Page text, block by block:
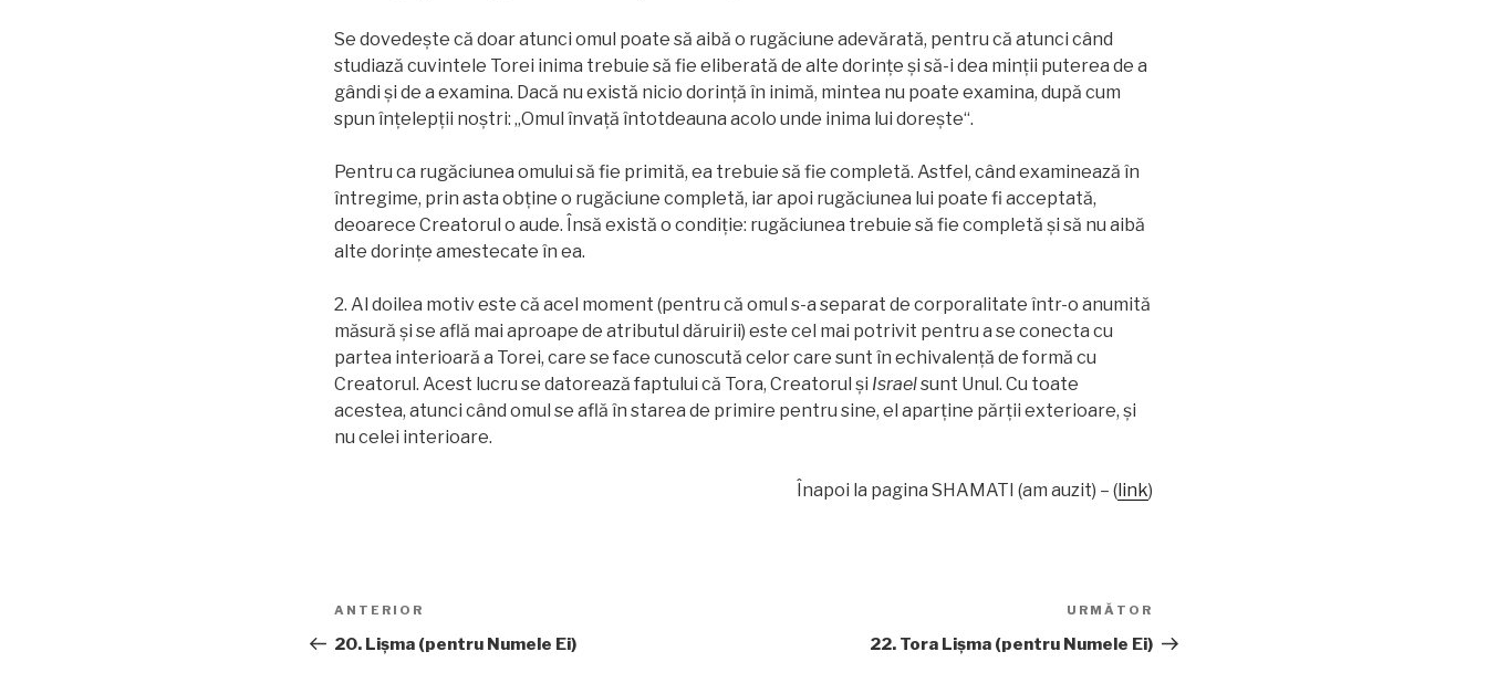
Se dovedeşte că doar atunci omul poate să aibă o rugăciune adevărată, pentru că atunci când
studiază cuvintele Torei inima trebuie să fie eliberată de alte dorinţe şi să-i dea minţii puterea de a
gândi şi de a examina. Dacă nu există nicio dorinţă în inimă, mintea nu poate examina, după cum
spun înţelepţii noştri: „Omul învaţă întotdeauna acolo unde inima lui doreşte“.
Pentru ca rugăciunea omului să fie primită, ea trebuie să fie completă. Astfel, când examinează în
întregime, prin asta obţine o rugăciune completă, iar apoi rugăciunea lui poate fi acceptată,
deoarece Creatorul o aude. Însă există o condiţie: rugăciunea trebuie să fie completă şi să nu aibă
alte dorinţe amestecate în ea.
2. Al doilea motiv este că acel moment (pentru că omul s-a separat de corporalitate într-o anumită
măsură şi se află mai aproape de atributul dăruirii) este cel mai potrivit pentru a se conecta cu
partea interioară a Torei, care se face cunoscută celor care sunt în echivalenţă de formă cu
Creatorul. Acest lucru se datorează faptului că Tora, Creatorul şi Israelsunt Unul. Cu toate
acestea, atunci când omul se află în starea de primire pentru sine, el aparţine părţii exterioare, şi
nu celei interioare.
Înapoi la pagina SHAMATI (am auzit) – ( link)
Navigare
în
Articolul
anterior
ANTERIOR
20. Lișma (pentru Numele Ei)
următor
URMĂTOR
22. Tora Lișma (pentru Numele Ei)